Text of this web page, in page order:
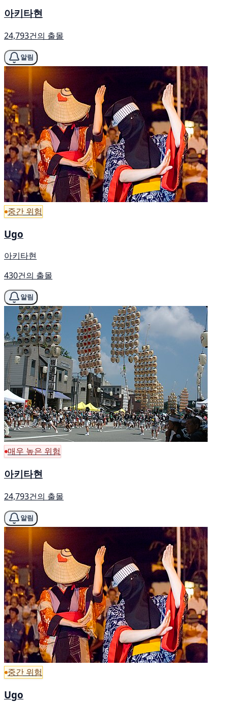
아키타현
24,793건의 출몰
알림
중간 위험
Ugo
아키타현
430건의 출몰
알림
매우 높은 위험
아키타현
24,793건의 출몰
알림
중간 위험
Ugo